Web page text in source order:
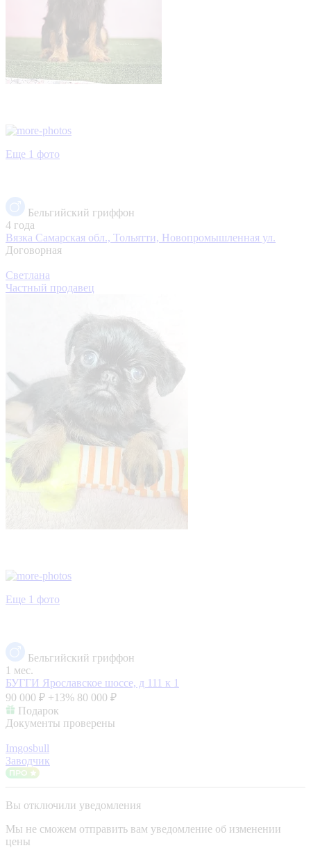
Еще 1 фото
Бельгийский гриффон
4 года
Вязка Самарская обл., Тольятти, Новопромышленная ул.
Договорная
Светлана
Частный продавец
Еще 1 фото
Бельгийский гриффон
1 мес.
БУГГИ Ярославское шоссе, д 111 к 1
90 000 ₽ +13% 80 000 ₽
Подарок
Документы проверены
Imgosbull
Заводчик
Вы отключили уведомления
Мы не сможем отправить вам уведомление об изменении
цены